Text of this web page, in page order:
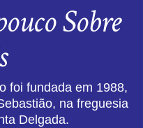
Sobre
foi fundada em 1988,
na freguesia
Delgada.